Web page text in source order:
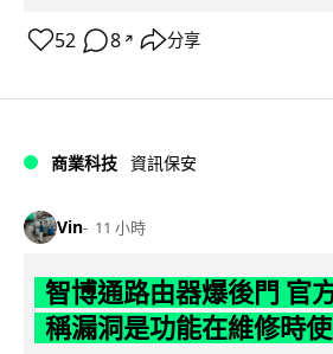
52 8 ↗ 分享
商業科技 資訊保安
Vin 11 小時
智博通路由器爆後門 官
稱漏洞是功能在維修時